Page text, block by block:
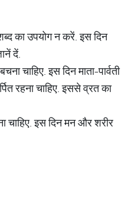
का उपयोग न करें. इस दिन
दें.
चाहिए. इस दिन माता-पार्वती
रहना चाहिए. इससे व्रत का
चाहिए. इस दिन मन और शरीर